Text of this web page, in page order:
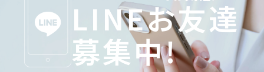
LINEお友達
募集中!